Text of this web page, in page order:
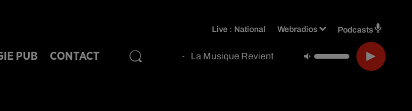
PUB CONTACT
Live : National Webradios Podcasts
- La Musique Revient